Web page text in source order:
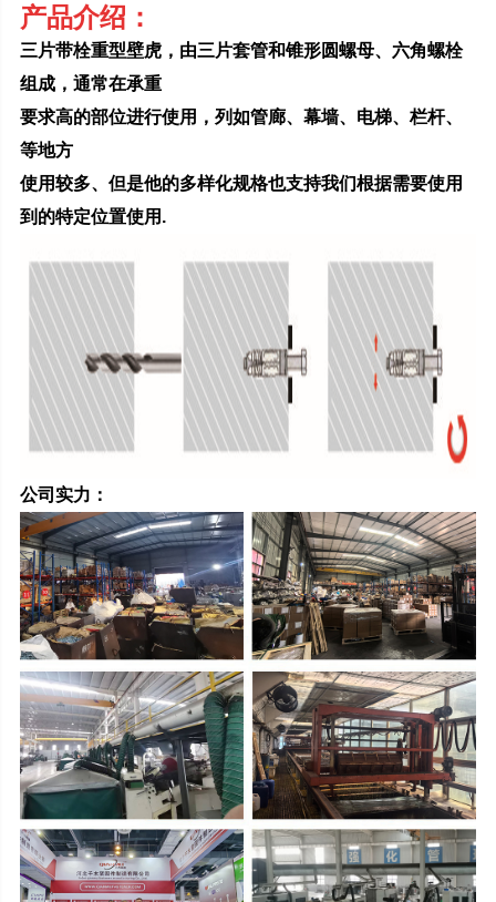
产品介绍：
三片带栓重型壁虎，由三片套管和锥形圆螺母、六角螺栓
组成，通常在承重
要求高的部位进行使用，列如管廊、幕墙、电梯、栏杆、
等地方
使用较多、但是他的多样化规格也支持我们根据需要使用
到的特定位置使用.
公司实力：